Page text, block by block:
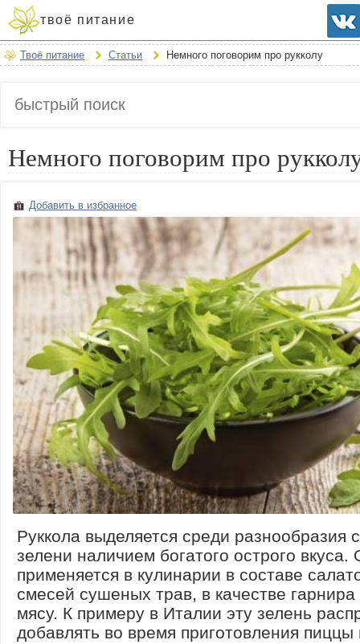
твоё питание
Твоё питание Статьи Немного поговорим про рукколу
Немного поговорим про
Добавить в избранное
Руккола выделяется среди разнообразия
зелени наличием богатого острого вкуса.
применяется в кулинарии в составе
смесей сушеных трав, в качестве
мясу. К примеру в Италии эту зелень
добавлять во время приготовления